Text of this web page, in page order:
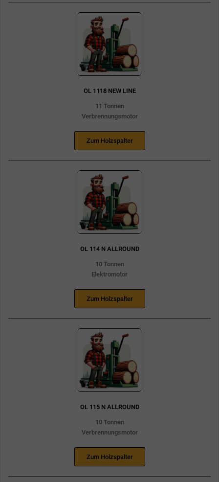
OL 1118 NEW LINE
11 Tonnen
Verbrennungsmotor
Zum Holzspalter
OL 114 N ALLROUND
10 Tonnen
Elektromotor
Zum Holzspalter
OL 115 N ALLROUND
10 Tonnen
Verbrennungsmotor
Zum Holzspalter